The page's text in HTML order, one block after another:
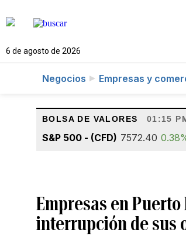
6 de agosto de 2026
Negocios Empresas y
BOLSA DE VALORES 01:15
S&P 500 - (CFD) 7572.40
Empresas en
interrupción de sus